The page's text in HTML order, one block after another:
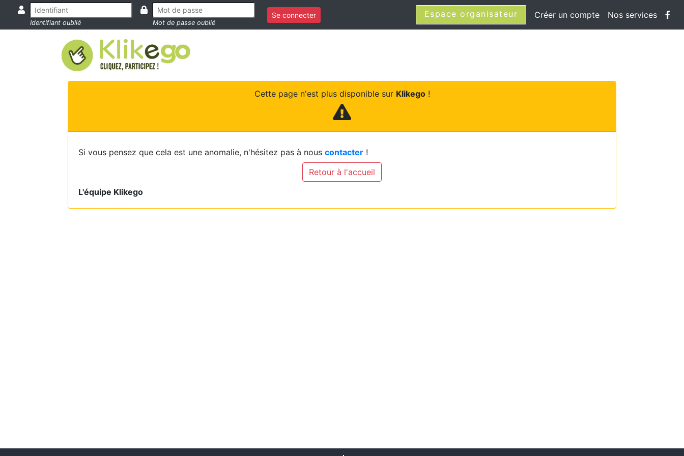
Identifiant oublié Mot de passe oublié
Se connecter Espace organisateur Créer un compte Nos services
Cette page n'est plus disponible sur Klikego!
Si vous pensez que cela est une anomalie, n'hésitez pas à nous contacter !
Retour à l'accueil
L'équipe Klikego